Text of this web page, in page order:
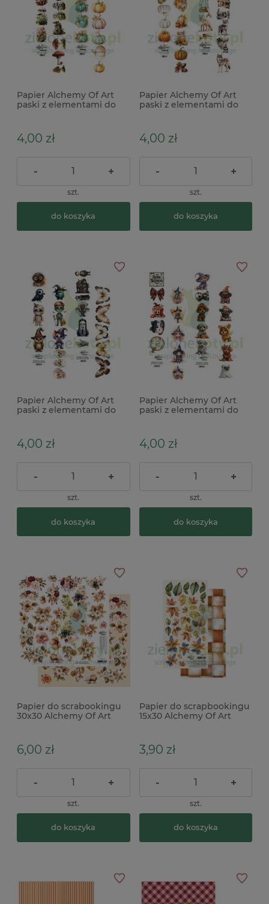
Papier Alchemy Of Art
paski z elementami do
4,00 zł
- +
szt.
do koszyka
Papier Alchemy Of Art
paski z elementami do
4,00 zł
- +
szt.
do koszyka
Papier Alchemy Of Art
paski z elementami do
4,00 zł
- +
szt.
do koszyka
Papier Alchemy Of Art
paski z elementami do
4szt
4,00 zł
- +
szt.
do koszyka
Papier do scrabookingu
30x30 Alchemy Of Art
6,00 zł
- +
szt.
do koszyka
Papier do scrapbookingu
15x30 Alchemy Of Art
3,90 zł
- +
szt.
do koszyka